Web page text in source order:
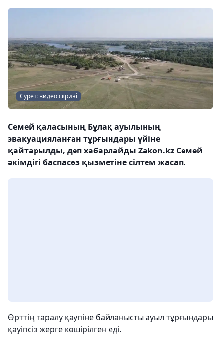
Сурет: видео скрині
Семей қаласының Бұлақ ауылының
эвакуацияланған тұрғындары үйіне
қайтарылды, деп хабарлайды Zakon.kz Семей
әкімдігі баспасөз қызметіне сілтем жасап.
Өрттің таралу қаупіне байланысты ауыл тұрғындары
қауіпсіз жерге көшірілген еді.